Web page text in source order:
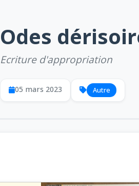
Odes
Ecriture d'appropriation
05 mars 2023 Autre